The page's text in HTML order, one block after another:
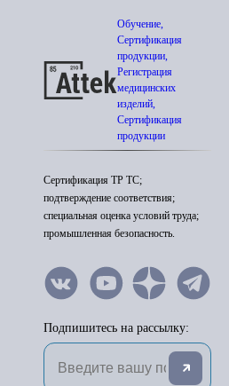
Обучение,
Сертификация
продукции,
Регистрация
медицинских
изделий,
Сертификация
продукции
Сертификация ТР ТС;
подтверждение соответствия;
специальная оценка условий труда;
промышленная безопасность.
Подпишитесь на рассылку: